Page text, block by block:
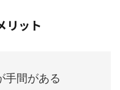
リット
手間がある